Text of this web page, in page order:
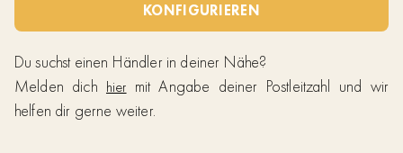
KONFIGURIEREN
Du suchst einen Händler in deiner Nähe?
Melden dich hier mit Angabe deiner Postleitzahl und wir
helfen dir gerne weiter.